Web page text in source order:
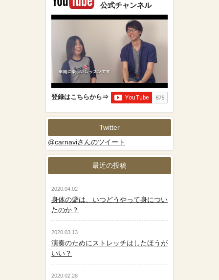
公式チャンネル
登録はこちらから⇒
Twitter
@carnaviさんのツイート
最近の投稿
2020.04.02
身体の癖は、いつどうやって身につい
たのか？
2020.03.13
演奏のためにストレッチはしたほうが
いい？
2020.02.28